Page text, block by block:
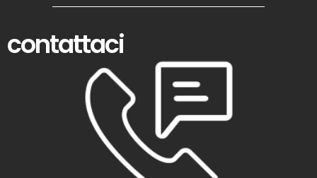
contattaci